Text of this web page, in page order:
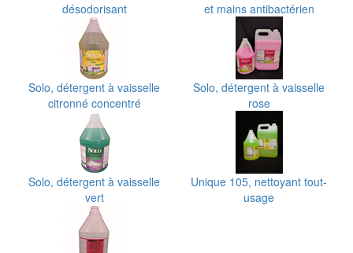
désodorisant
et mains antibactérien
Solo, détergent à vaisselle
citronné concentré
Solo, détergent à vaisselle
rose
Solo, détergent à vaisselle
vert
Unique 105, nettoyant tout-
usage